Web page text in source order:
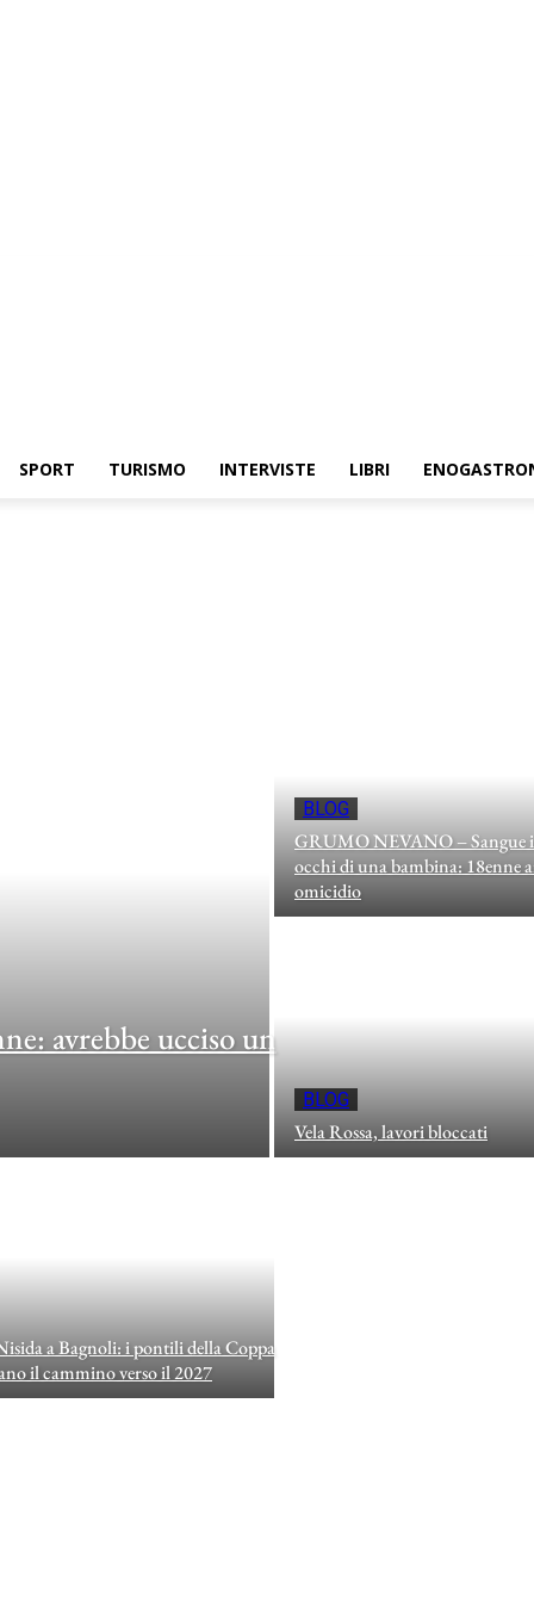
SPORT TURISMO INTERVISTE LIBRI
avrebbe ucciso un
BLOG
GRUMO NEVANO – Sangue
occhi di una bambina: 18enne
omicidio
BLOG
Vela Rossa, lavori bloccati
a Bagnoli: i pontili della Coppa
il cammino verso il 2027